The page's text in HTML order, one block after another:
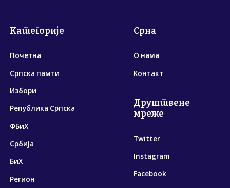
Категорије
Почетна
Српска памти
Избори
Република Српска
ФБиХ
Србија
БиХ
Регион
Срна
О нама
Контакт
Друштвене
мреже
Twitter
Instagram
Facebook